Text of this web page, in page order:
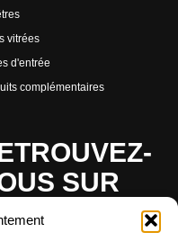
vitrées
d'entrée
complémentaires
SUR